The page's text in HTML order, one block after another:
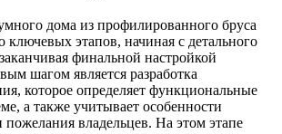
дома из профилированного бруса
ключевых этапов, начиная с детального
финальной настройкой
шагом является разработка
которое определяет функциональные
а также учитывает особенности
владельцев. На этом этапе